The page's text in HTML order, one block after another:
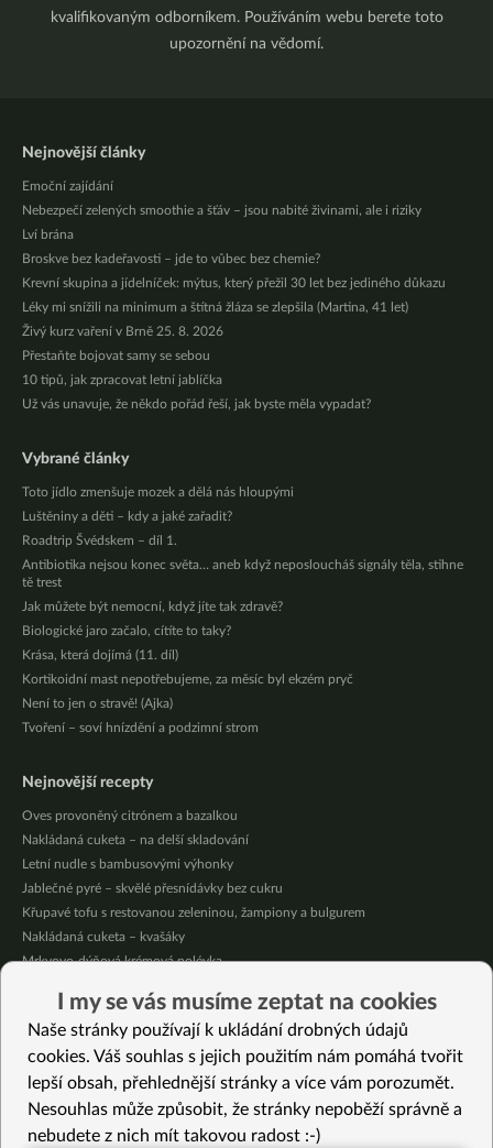
kvalifikovaným odborníkem. Používáním webu berete toto
upozornění na vědomí.
Nejnovější články
Emoční zajídání
Nebezpečí zelených smoothie a šťáv – jsou nabité živinami, ale i riziky
Lví brána
Broskve bez kadeřavosti – jde to vůbec bez chemie?
Krevní skupina a jídelníček: mýtus, který přežil 30 let bez jediného důkazu
Léky mi snížili na minimum a štítná žláza se zlepšila (Martina, 41 let)
Živý kurz vaření v Brně 25. 8. 2026
Přestaňte bojovat samy se sebou
10 tipů, jak zpracovat letní jablíčka
Už vás unavuje, že někdo pořád řeší, jak byste měla vypadat?
Vybrané články
Toto jídlo zmenšuje mozek a dělá nás hloupými
Luštěniny a děti – kdy a jaké zařadit?
Roadtrip Švédskem – díl 1.
Antibiotika nejsou konec světa… aneb když neposloucháš signály těla, stihne
tě trest
Jak můžete být nemocní, když jíte tak zdravě?
Biologické jaro začalo, cítíte to taky?
Krása, která dojímá (11. díl)
Kortikoidní mast nepotřebujeme, za měsíc byl ekzém pryč
Není to jen o stravě! (Ajka)
Tvoření – soví hnízdění a podzimní strom
Nejnovější recepty
Oves provoněný citrónem a bazalkou
Nakládaná cuketa – na delší skladování
Letní nudle s bambusovými výhonky
Jablečné pyré – skvělé přesnídávky bez cukru
Křupavé tofu s restovanou zeleninou, žampiony a bulgurem
Nakládaná cuketa – kvašáky
Mrkvovo-dýňová krémová polévka
Osvěžující čaj s citronovými bylinkami
Nepečený jablečný dort s rybízem
Vybrané recepty
I my se vás musíme zeptat na cookies
Naše stránky používají k ukládání drobných údajů
cookies. Váš souhlas s jejich použitím nám pomáhá tvořit
lepší obsah, přehlednější stránky a více vám porozumět.
Nesouhlas může způsobit, že stránky nepoběží správně a
nebudete z nich mít takovou radost :-)